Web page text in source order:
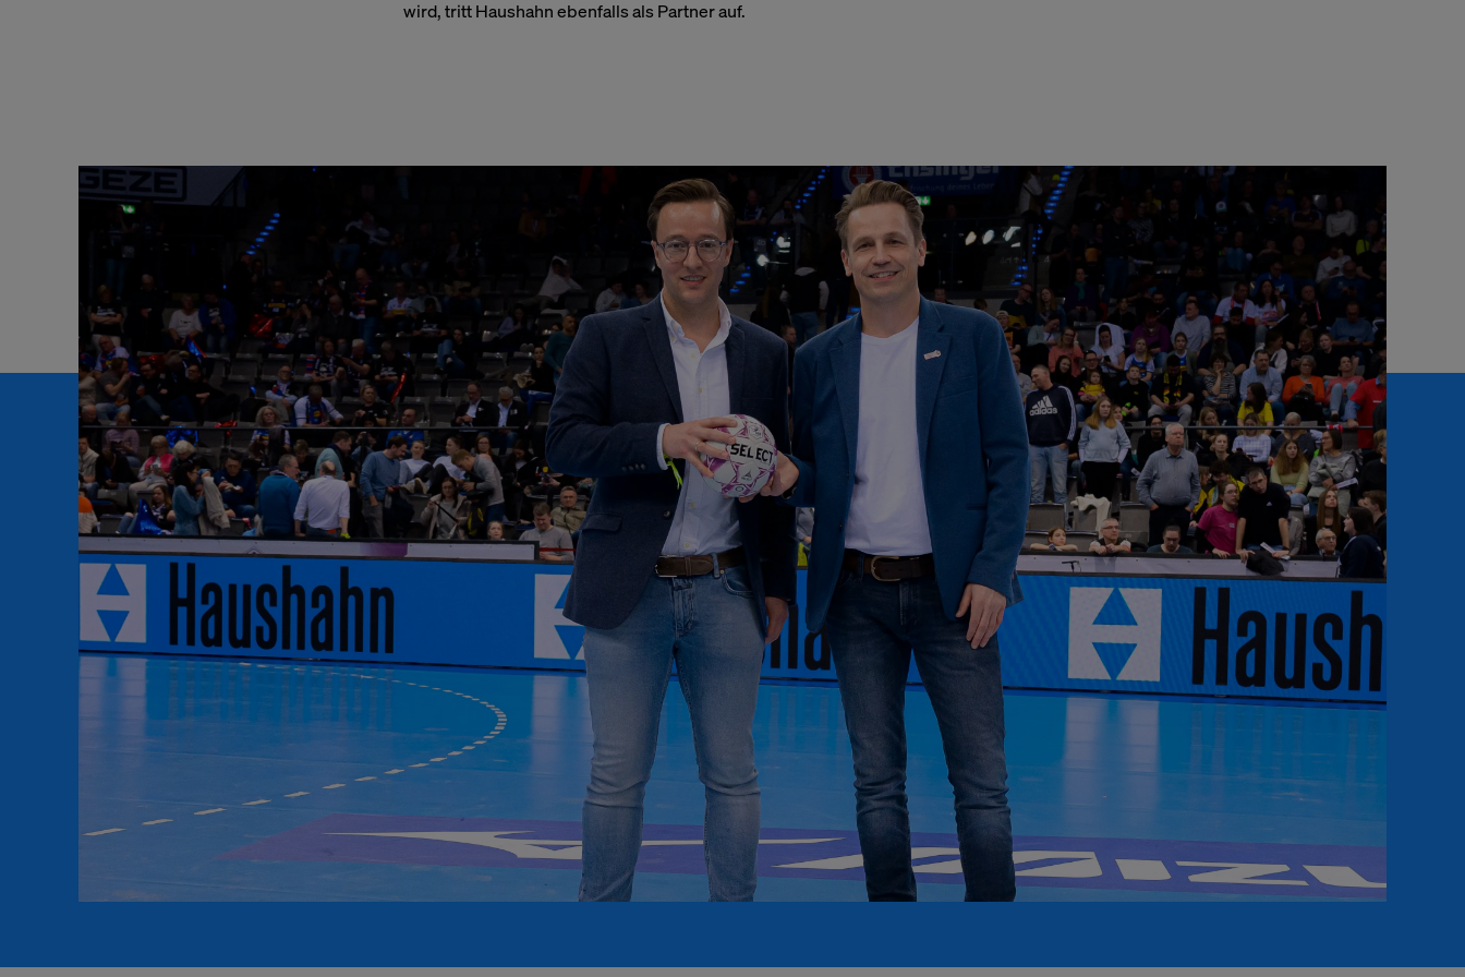
wird, tritt Haushahn ebenfalls als Partner auf.